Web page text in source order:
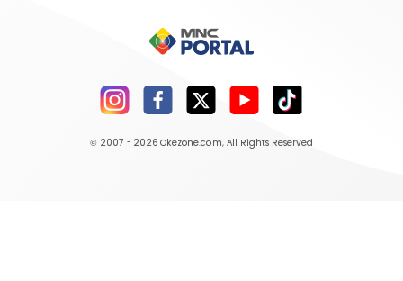
© 2007 - 2026 Okezone.com, All Rights Reserved